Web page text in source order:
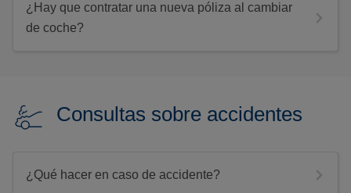
¿Hay que contratar una nueva póliza al cambiar
de coche?
Consultas sobre accidentes
¿Qué hacer en caso de accidente?